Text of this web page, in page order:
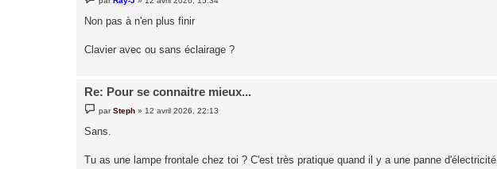
e
s
e
Non pas à n'en plus finir
Clavier avec ou sans éclairage ?
Re: Pour se connaitre mieux...
e
s
e
parSteph » 12 avril 2026, 22:13
Sans.
Tu as une lampe frontale chez toi ? C'est très pratique quand il y a une panne d'électricité.